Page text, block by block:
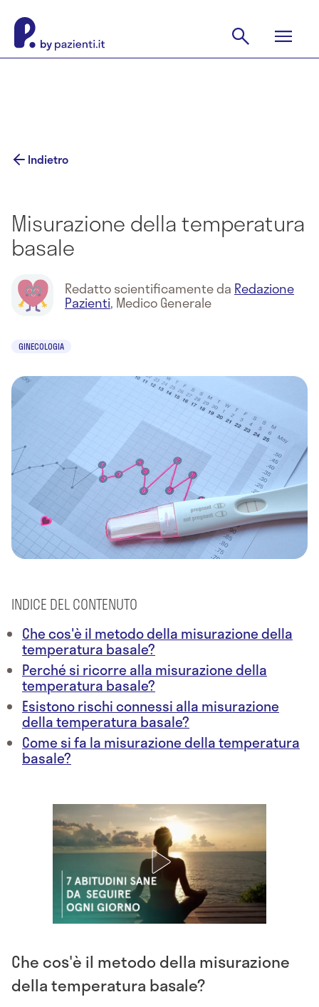
Indietro
Misurazione della temperatura
basale
Redatto scientificamente da Redazione
Pazienti, Medico Generale
GINECOLOGIA
INDICE DEL CONTENUTO
Che cos'è il metodo della misurazione della
temperatura basale?
Perché si ricorre alla misurazione della
temperatura basale?
Esistono rischi connessi alla misurazione
della temperatura basale?
Come si fa la misurazione della temperatura
basale?
Che cos'è il metodo della misurazione
della temperatura basale?